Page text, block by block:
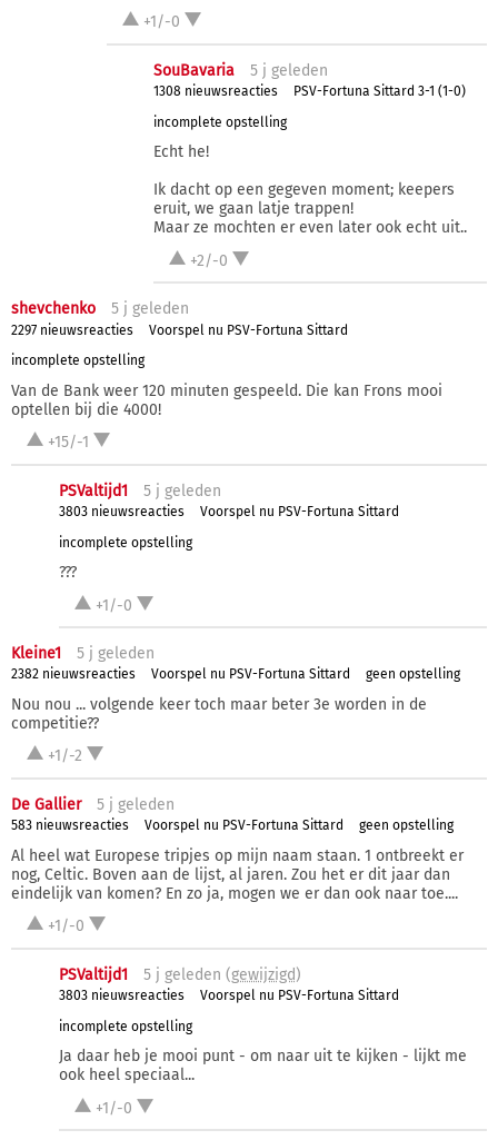
+1/-0
SouBavaria 5 j geleden
1308 nieuwsreacties
PSV-Fortuna Sittard 3-1 (1-0)
incomplete opstelling
Echt he!
Ik dacht op een gegeven moment; keepers
eruit, we gaan latje trappen!
Maar ze mochten er even later ook echt uit..
+2/-0
shevchenko 5 j geleden
2297 nieuwsreacties
Voorspel nu PSV-Fortuna Sittard
incomplete opstelling
Van de Bank weer 120 minuten gespeeld. Die kan Frons mooi
optellen bij die 4000!
+15/-1
PSValtijd1 5 j geleden
3803 nieuwsreacties
Voorspel nu PSV-Fortuna Sittard
incomplete opstelling
???
+1/-0
Kleine1 5 j geleden
2382 nieuwsreacties Voorspel nu PSV-Fortuna Sittard geen opstelling
Nou nou ... volgende keer toch maar beter 3e worden in de
competitie??
+1/-2
De Gallier 5 j geleden
583 nieuwsreacties Voorspel nu PSV-Fortuna Sittard geen opstelling
Al heel wat Europese tripjes op mijn naam staan. 1 ontbreekt er
nog, Celtic. Boven aan de lijst, al jaren. Zou het er dit jaar dan
eindelijk van komen? En zo ja, mogen we er dan ook naar toe....
+1/-0
PSValtijd1 5 j geleden (gewijzigd)
3803 nieuwsreacties
Voorspel nu PSV-Fortuna Sittard
incomplete opstelling
Ja daar heb je mooi punt - om naar uit te kijken - lijkt me
ook heel speciaal...
+1/-0